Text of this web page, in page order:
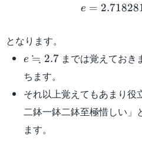
e =
となります。
e\fallingdotseq
2.7
e ≒ 2.7までは覚えておき
ちます。
それ以上覚えてもあまり役
二鉢一鉢二鉢至極惜しい」
ます。